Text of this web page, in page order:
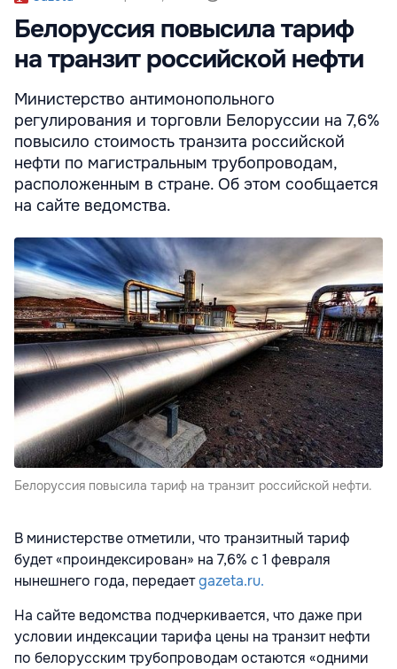
Белоруссия повысила тариф
на транзит российской нефти
Министерство антимонопольного
регулирования и торговли Белоруссии на 7,6%
повысило стоимость транзита российской
нефти по магистральным трубопроводам,
расположенным в стране. Об этом сообщается
на сайте ведомства.
Белоруссия повысила тариф на транзит российской нефти.
В министерстве отметили, что транзитный тариф
будет «проиндексирован» на 7,6% с 1 февраля
нынешнего года, передаетgazeta.ru.
На сайте ведомства подчеркивается, что даже при
условии индексации тарифа цены на транзит нефти
по белорусским трубопроводам остаются «одними